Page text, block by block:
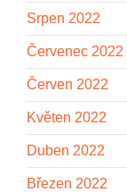
Srpen 2022
Červenec 2022
Červen 2022
Květen 2022
Duben 2022
Březen 2022